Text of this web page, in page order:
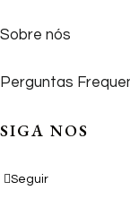
Sobre nós
Perguntas
SIGA NOS
Seguir